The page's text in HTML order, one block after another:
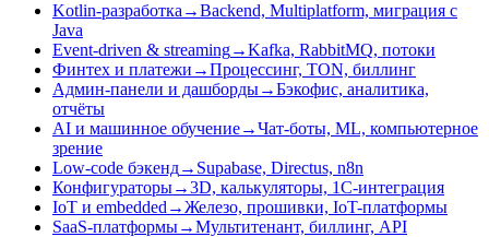
Kotlin-разработка →Backend, Multiplatform, миграция с
Java
Event-driven & streaming→Kafka, RabbitMQ, потоки
Финтех и платежи →Процессинг, TON, биллинг
Админ-панели и дашборды→Бэкофис, аналитика,
отчёты
AI и машинное обучение→Чат-боты, ML, компьютерное
зрение
Low-code бэкенд→ Supabase, Directus, n8n
Конфигураторы→3D, калькуляторы, 1С-интеграция
IoT и embedded →Железо, прошивки, IoT-платформы
SaaS-платформы→Мультитенант, биллинг, API